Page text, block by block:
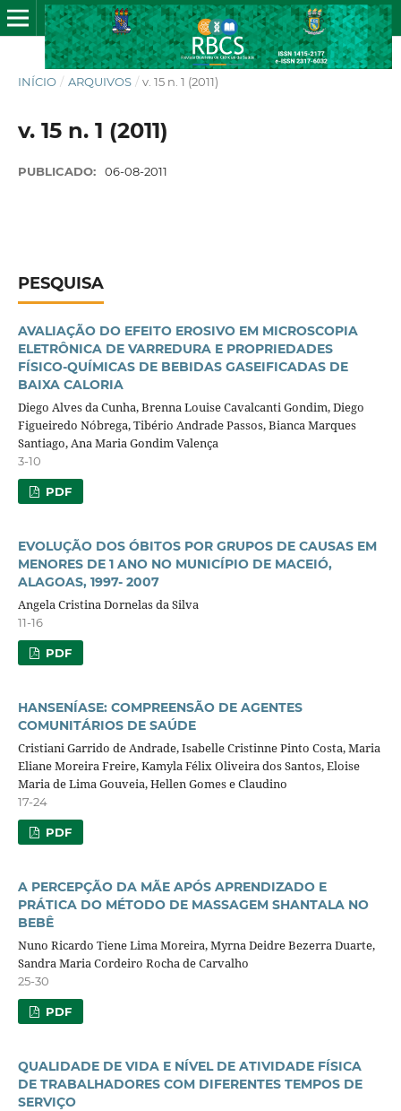
INÍCIO / ARQUIVOS / v. 15 n. 1 (2011)
v. 15 n. 1 (2011)
PUBLICADO: 06-08-2011
PESQUISA
AVALIAÇÃO DO EFEITO EROSIVO EM MICROSCOPIA
ELETRÔNICA DE VARREDURA E PROPRIEDADES
FÍSICO-QUÍMICAS DE BEBIDAS GASEIFICADAS DE
BAIXA CALORIA
Diego Alves da Cunha, Brenna Louise Cavalcanti Gondim, Diego
Figueiredo Nóbrega, Tibério Andrade Passos, Bianca Marques
Santiago, Ana Maria Gondim Valença
3-10
PDF
EVOLUÇÃO DOS ÓBITOS POR GRUPOS DE CAUSAS EM
MENORES DE 1 ANO NO MUNICÍPIO DE MACEIÓ,
ALAGOAS, 1997- 2007
Angela Cristina Dornelas da Silva
11-16
PDF
HANSENÍASE: COMPREENSÃO DE AGENTES
COMUNITÁRIOS DE SAÚDE
Cristiani Garrido de Andrade, Isabelle Cristinne Pinto Costa, Maria
Eliane Moreira Freire, Kamyla Félix Oliveira dos Santos, Eloise
Maria de Lima Gouveia, Hellen Gomes e Claudino
17-24
PDF
A PERCEPÇÃO DA MÃE APÓS APRENDIZADO E
PRÁTICA DO MÉTODO DE MASSAGEM SHANTALA NO
BEBÊ
Nuno Ricardo Tiene Lima Moreira, Myrna Deidre Bezerra Duarte,
Sandra Maria Cordeiro Rocha de Carvalho
25-30
PDF
QUALIDADE DE VIDA E NÍVEL DE ATIVIDADE FÍSICA
DE TRABALHADORES COM DIFERENTES TEMPOS DE
SERVIÇO